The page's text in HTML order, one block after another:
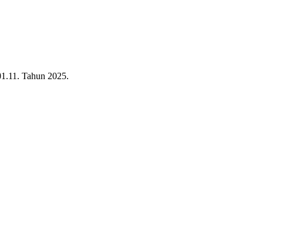
Tahun 2025.